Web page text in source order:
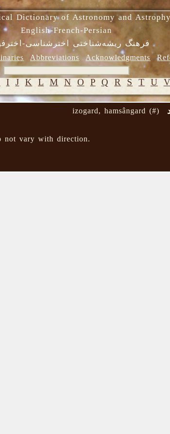
Dictionary of Astronomy and
English-French-Persian
فرهنگ ریشه‌شناختی اخترشناسی-
Abbreviations Acknowledgments
I J K L M N O P Q R S T U V
izogard, hamsângard (#)
not vary with direction.